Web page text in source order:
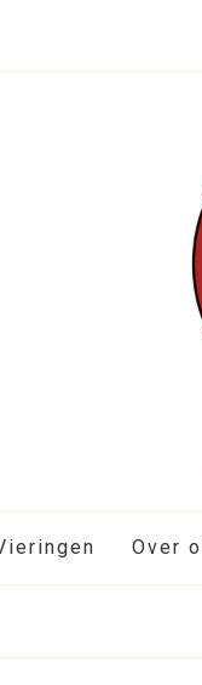
Over